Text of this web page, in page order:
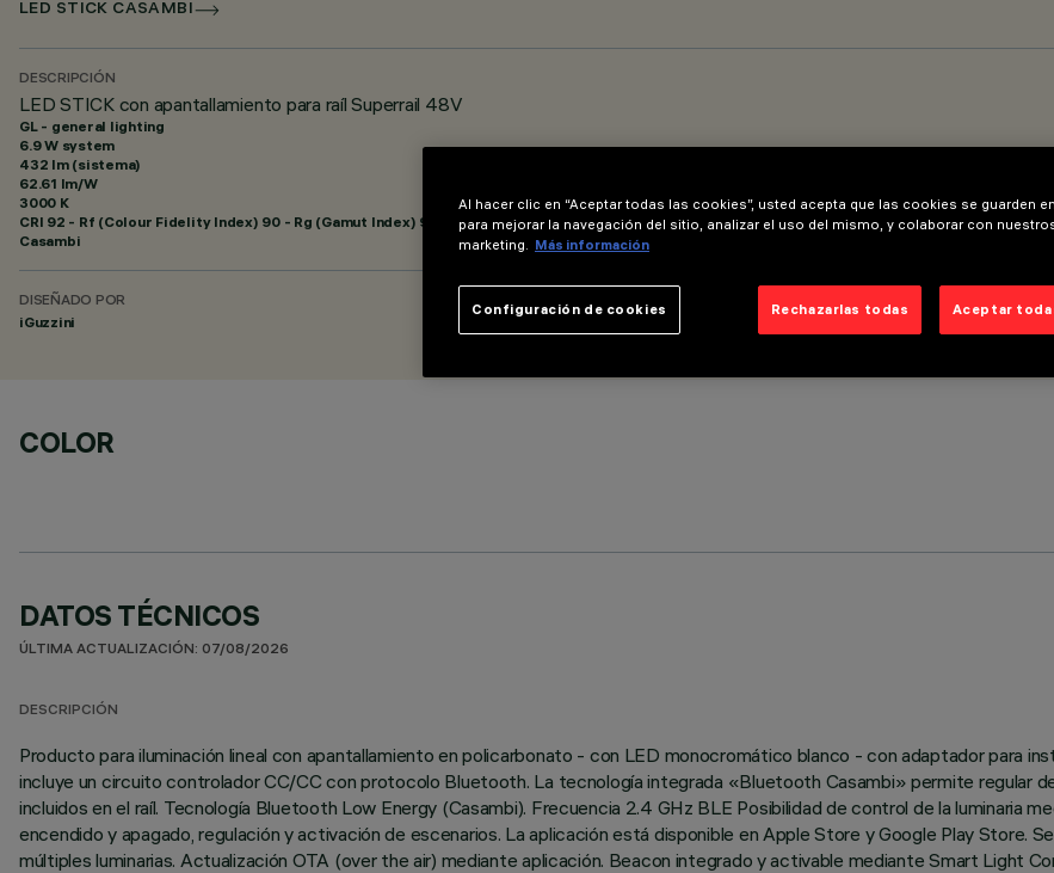
LED STICK CASAMBI
DESCRIPCIÓN
LED STICK con apantallamiento para raíl Superrail 48V
GL - general lighting
6.9 W system
432 lm (sistema)
62.61 lm/W
3000 K
CRI 92 - Rf (Colour Fidelity Index) 90 - Rg (Gamut Index) 96
Casambi
DISEÑADO POR
iGuzzini
COLOR
DATOS TÉCNICOS
ÚLTIMA ACTUALIZACIÓN: 07/08/2026
DESCRIPCIÓN
Producto para iluminación lineal con apantallamiento en policarbonato - con LED monocromático blanco - con adaptador para
incluye un circuito controlador CC/CC con protocolo Bluetooth. La tecnología integrada «Bluetooth Casambi» permite regular
incluidos en el raíl. Tecnología Bluetooth Low Energy (Casambi). Frecuencia 2.4 GHz BLE Posibilidad de control de la luminaria
encendido y apagado, regulación y activación de escenarios. La aplicación está disponible en Apple Store y Google Play Store.
múltiples luminarias. Actualización OTA (over the air) mediante aplicación. Beacon integrado y activable mediante Smart Light
Al hacer clic en “Aceptar todas las cookies”, usted acepta que las cookies se guarden
para mejorar la navegación del sitio, analizar el uso del mismo, y colaborar con
marketing. Más información
Rechazarlas todas Aceptar
Configuración de cookies